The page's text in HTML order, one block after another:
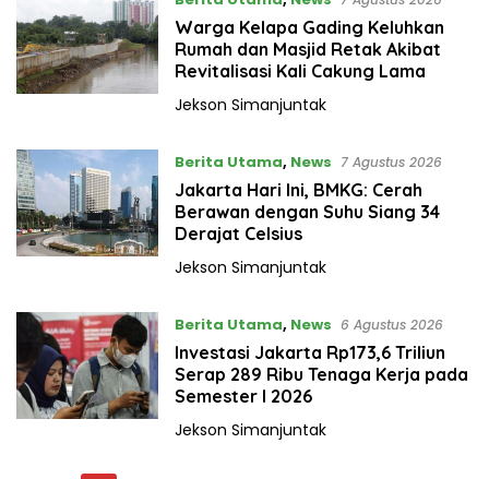
Warga Kelapa Gading Keluhkan
Rumah dan Masjid Retak Akibat
Revitalisasi Kali Cakung Lama
Jekson Simanjuntak
Berita Utama, News 7 Agustus 2026
Jakarta Hari Ini, BMKG: Cerah
Berawan dengan Suhu Siang 34
Derajat Celsius
Jekson Simanjuntak
Berita Utama, News 6 Agustus 2026
Investasi Jakarta Rp173,6 Triliun
Serap 289 Ribu Tenaga Kerja pada
Semester I 2026
Jekson Simanjuntak